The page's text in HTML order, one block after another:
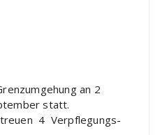
an 2
statt.
4 Verpflegungs-